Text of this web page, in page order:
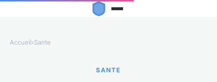
Accueil›Sante
SANTE